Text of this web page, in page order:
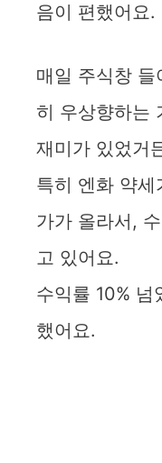
음이 편했어요.
매일 주식창 들
히 우상향하는
재미가 있었거
특히 엔화 약
가가 올라서,
고 있어요.
수익률 10% 넘
했어요.